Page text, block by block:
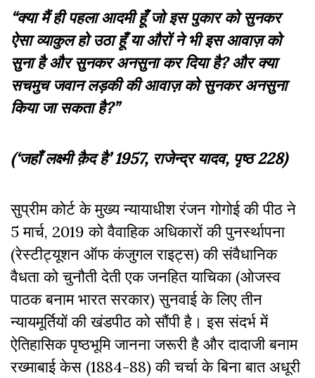
“क्या मैं ही पहला आदमी हूँ जो इस पुकार को सुनकर
ऐसा व्याकुल हो उठा हूँया औरों ने भी इस आवाज़ को
सुना है और सुनकर अनसुना कर दिया है? औरक्या
सचमुच जवान लड़की की आवाज़ को सुनकर अनसुना
किया जा सकता है?”
(‘जहाँ लक्ष्मी क़ैद है’ 1957, राजेन्द्र यादव, पृष्ठ 228)
सुप्रीम कोर्ट के मुख्य न्यायाधीश रंजन गोगोई की पीठ ने
5 मार्च, 2019 को वैवाहिक अधिकारों की पुनर्स्थापना
(रेस्टीट्यूशन ऑफ कंजुगल राइट्स) की संवैधानिक
वैधता को चुनौती देती एक जनहित याचिका (ओजस्व
पाठक बनाम भारत सरकार) सुनवाई के लिए तीन
न्यायमूर्तियों की खंडपीठ को सौंपी है। इस संदर्भ में
ऐतिहासिक पृष्ठभूमि जानना जरूरी है और दादाजी बनाम
रख्माबाई केस (1884-88) की चर्चा के बिना बात अधूरी